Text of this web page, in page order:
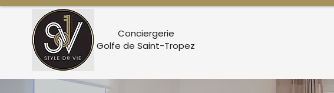
Conciergerie
Golfe de Saint-Tropez